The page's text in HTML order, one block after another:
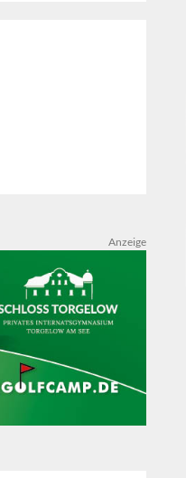
Anzeige